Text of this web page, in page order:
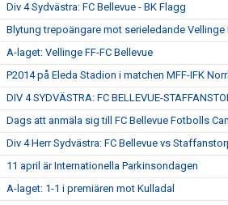
Div 4 Sydvästra: FC Bellevue - BK Flagg
Blytung trepoängare mot serieledande Vellinge
A-laget: Vellinge FF-FC Bellevue
P2014 på Eleda Stadion i matchen MFF-IFK
DIV 4 SYDVÄSTRA: FC BELLEVUE-
Dags att anmäla sig till FC Bellevue Fotbolls
Div 4 Herr Sydvästra: FC Bellevue vs
11 april är Internationella Parkinsondagen
A-laget: 1-1 i premiären mot Kulladal